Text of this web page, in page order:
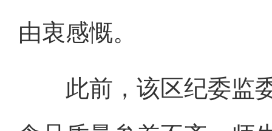
由衷感慨。
此前，该区纪委监委